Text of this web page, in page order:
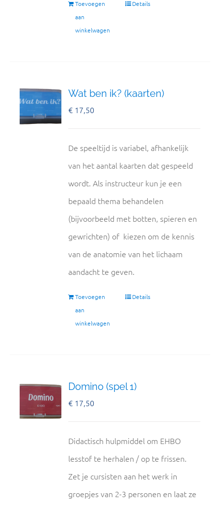
Toevoegen
aan
winkelwagen
Details
Wat ben ik? (kaarten)
€ 17,50
De speeltijd is variabel, afhankelijk
van het aantal kaarten dat gespeeld
wordt. Als instructeur kun je een
bepaald thema behandelen
(bijvoorbeeld met botten, spieren en
gewrichten) of kiezen om de kennis
van de anatomie van het lichaam
aandacht te geven.
Toevoegen
aan
winkelwagen
Details
Domino (spel 1)
€ 17,50
Didactisch hulpmiddel om EHBO
lesstof te herhalen / op te frissen.
Zet je cursisten aan het werk in
groepjes van 2-3 personen en laat ze